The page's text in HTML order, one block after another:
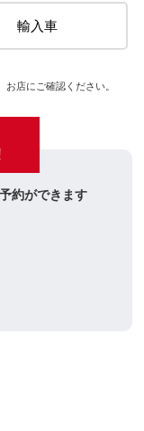
輸入車
店にご確認ください。
約ができます